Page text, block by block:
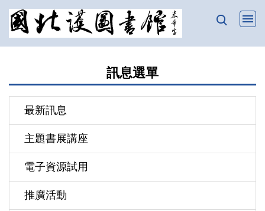
跳
到
訊息選單
最新訊息
主題書展講座
電子資源試用
推廣活動